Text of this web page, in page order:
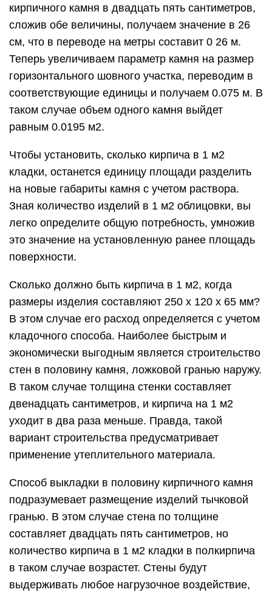
кирпичного камня в двадцать пять сантиметров,
сложив обе величины, получаем значение в 26
см, что в переводе на метры составит 0 26 м.
Теперь увеличиваем параметр камня на размер
горизонтального шовного участка, переводим в
соответствующие единицы и получаем 0.075 м. В
таком случае объем одного камня выйдет
равным 0.0195 м2.
Чтобы установить, сколько кирпича в 1 м2
кладки, останется единицу площади разделить
на новые габариты камня с учетом раствора.
Зная количество изделий в 1 м2 облицовки, вы
легко определите общую потребность, умножив
это значение на установленную ранее площадь
поверхности.
Сколько должно быть кирпича в 1 м2, когда
размеры изделия составляют 250 х 120 х 65 мм?
В этом случае его расход определяется с учетом
кладочного способа. Наиболее быстрым и
экономически выгодным является строительство
стен в половину камня, ложковой гранью наружу.
В таком случае толщина стенки составляет
двенадцать сантиметров, и кирпича на 1 м2
уходит в два раза меньше. Правда, такой
вариант строительства предусматривает
применение утеплительного материала.
Способ выкладки в половину кирпичного камня
подразумевает размещение изделий тычковой
гранью. В этом случае стена по толщине
составляет двадцать пять сантиметров, но
количество кирпича в 1 м2 кладки в полкирпича
в таком случае возрастет. Стены будут
выдерживать любое нагрузочное воздействие,